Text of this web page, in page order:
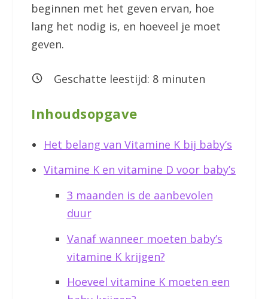
beginnen met het geven ervan, hoe
lang het nodig is, en hoeveel je moet
geven.
Geschatte leestijd: 8 minuten
Inhoudsopgave
Het belang van Vitamine K bij baby’s
Vitamine K en vitamine D voor baby’s
3 maanden is de aanbevolen
duur
Vanaf wanneer moeten baby’s
vitamine K krijgen?
Hoeveel vitamine K moeten een